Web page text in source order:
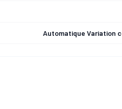
Automatique Variation